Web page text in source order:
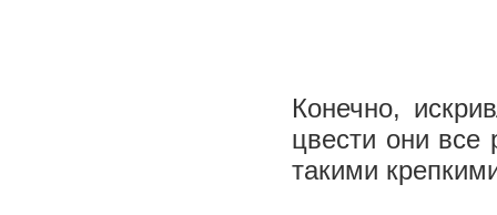
Конечно,
цвести они все
такими